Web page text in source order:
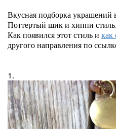
Вкусная подборка украшений
Поттертый шик и хиппи стиль,
Как появился этот стиль и как
другого направления по
1.